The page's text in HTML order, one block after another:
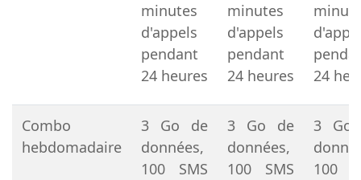
minutes
d'appels
pendant
24 heures
minutes
d'appels
pendant
24 heures
24
Combo
hebdomadaire
3 Go de
données,
100 SMS
3 Go de
données,
100 SMS
3 Go
100